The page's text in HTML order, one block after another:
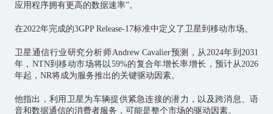
应用程序拥有更高的数据速率”。
在2022年完成的3GPP Release-17标准中定义了卫星到移动市场。
卫星通信行业研究分析师Andrew Cavalier预测，从2024年到2031
年，NTN到移动市场将以59%的复合年增长率增长，预计从2026
年起，NR将成为服务推出的关键驱动因素。
他指出，利用卫星为车辆提供紧急连接的潜力，以及跨消息、语
音和数据通信的消费者服务，可能是整个市场的驱动因素。